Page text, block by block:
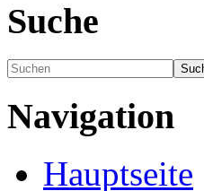
Suche
Navigation
Hauptseite